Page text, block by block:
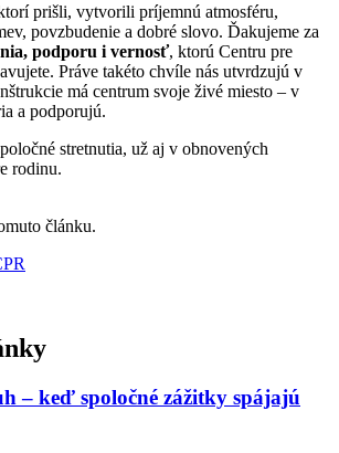
prišli, vytvorili príjemnú atmosféru,
povzbudenie a dobré slovo. Ďakujeme za
podporu i vernosť, ktorú Centru pre
Práve takéto chvíle nás utvrdzujú v
má centrum svoje živé miesto – v
a podporujú.
stretnutia, už aj v obnovených
rodinu.
článku.
– keď spoločné zážitky spájajú